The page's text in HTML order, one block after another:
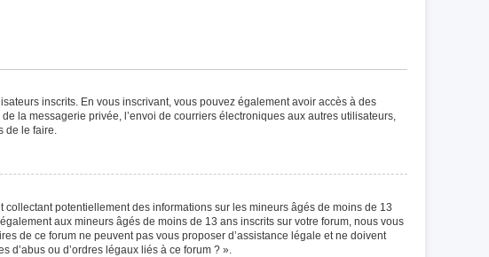
inscrits. En vous inscrivant, vous pouvez également avoir accès à des
la messagerie privée, l’envoi de courriers électroniques aux autres utilisateurs,
de le faire.
potentiellement des informations sur les mineurs âgés de moins de 13
aux mineurs âgés de moins de 13 ans inscrits sur votre forum, nous vous
de ce forum ne peuvent pas vous proposer d’assistance légale et ne doivent
d’abus ou d’ordres légaux liés à ce forum ? ».